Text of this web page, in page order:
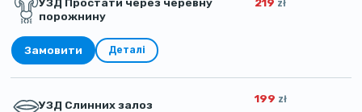
порожнину
zł
Замовити Деталі
УЗД Слинних залоз 199 zł